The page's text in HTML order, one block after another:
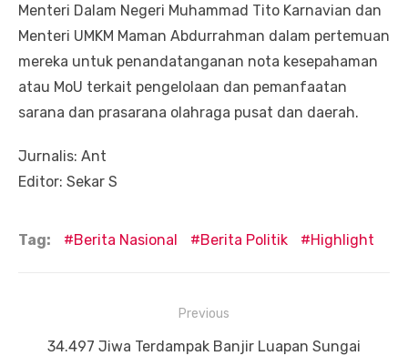
Menteri Dalam Negeri Muhammad Tito Karnavian dan
Menteri UMKM Maman Abdurrahman dalam pertemuan
mereka untuk penandatanganan nota kesepahaman
atau MoU terkait pengelolaan dan pemanfaatan
sarana dan prasarana olahraga pusat dan daerah.
Jurnalis: Ant
Editor: Sekar S
Tag: Berita Nasional Berita Politik Highlight
pos
Previous
Previous
34.497 Jiwa Terdampak Banjir Luapan Sungai